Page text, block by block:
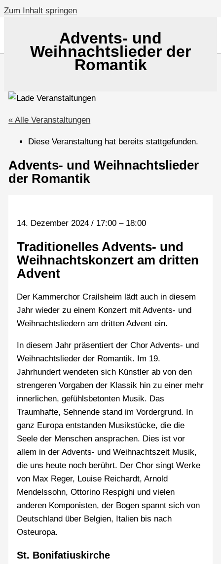
Zum Inhalt springen
Advents- und
Weihnachtslieder der
Romantik
« Alle Veranstaltungen
Diese Veranstaltung hat bereits stattgefunden.
Advents- und Weihnachtslieder
der Romantik
14. Dezember 2024/ 17:00– 18:00
Traditionelles Advents- und
Weihnachtskonzert am dritten
Advent
Der Kammerchor Crailsheim lädt auch in diesem
Jahr wieder zu einem Konzert mit Advents- und
Weihnachtsliedern am dritten Advent ein.
In diesem Jahr präsentiert der Chor Advents- und
Weihnachtslieder der Romantik. Im 19.
Jahrhundert wendeten sich Künstler ab von den
strengeren Vorgaben der Klassik hin zu einer mehr
innerlichen, gefühlsbetonten Musik. Das
Traumhafte, Sehnende stand im Vordergrund. In
ganz Europa entstanden Musikstücke, die die
Seele der Menschen ansprachen. Dies ist vor
allem in der Advents- und Weihnachtszeit Musik,
die uns heute noch berührt. Der Chor singt Werke
von Max Reger, Louise Reichardt, Arnold
Mendelssohn, Ottorino Respighi und vielen
anderen Komponisten, der Bogen spannt sich von
Deutschland über Belgien, Italien bis nach
Osteuropa.
St. Bonifatiuskirche